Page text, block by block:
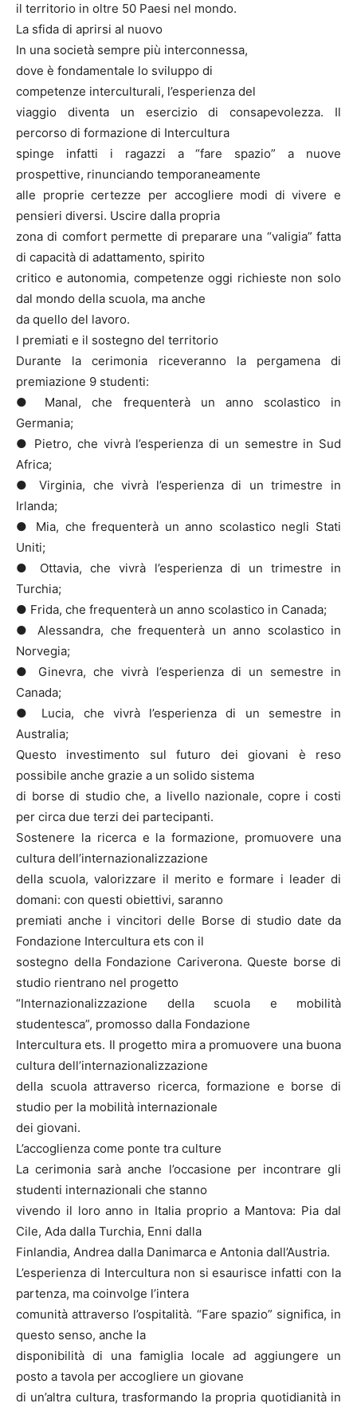
il territorio in oltre 50 Paesi nel mondo.
La sfida di aprirsi al nuovo
In una società sempre più interconnessa,
dove è fondamentale lo sviluppo di
competenze interculturali, l’esperienza del
viaggio diventa un esercizio di consapevolezza. Il
percorso di formazione di Intercultura
spinge infatti i ragazzi a “fare spazio” a nuove
prospettive, rinunciando temporaneamente
alle proprie certezze per accogliere modi di vivere e
pensieri diversi. Uscire dalla propria
zona di comfort permette di preparare una “valigia” fatta
di capacità di adattamento, spirito
critico e autonomia, competenze oggi richieste non solo
dal mondo della scuola, ma anche
da quello del lavoro.
I premiati e il sostegno del territorio
Durante la cerimonia riceveranno la pergamena di
premiazione 9 studenti:
● Manal, che frequenterà un anno scolastico in
Germania;
● Pietro, che vivrà l’esperienza di un semestre in Sud
Africa;
● Virginia, che vivrà l’esperienza di un trimestre in
Irlanda;
● Mia, che frequenterà un anno scolastico negli Stati
Uniti;
● Ottavia, che vivrà l’esperienza di un trimestre in
Turchia;
● Frida, che frequenterà un anno scolastico in Canada;
● Alessandra, che frequenterà un anno scolastico in
Norvegia;
● Ginevra, che vivrà l’esperienza di un semestre in
Canada;
● Lucia, che vivrà l’esperienza di un semestre in
Australia;
Questo investimento sul futuro dei giovani è reso
possibile anche grazie a un solido sistema
di borse di studio che, a livello nazionale, copre i costi
per circa due terzi dei partecipanti.
Sostenere la ricerca e la formazione, promuovere una
cultura dell’internazionalizzazione
della scuola, valorizzare il merito e formare i leader di
domani: con questi obiettivi, saranno
premiati anche i vincitori delle Borse di studio date da
Fondazione Intercultura ets con il
sostegno della Fondazione Cariverona. Queste borse di
studio rientrano nel progetto
“Internazionalizzazione della scuola e mobilità
studentesca”, promosso dalla Fondazione
Intercultura ets. Il progetto mira a promuovere una buona
cultura dell’internazionalizzazione
della scuola attraverso ricerca, formazione e borse di
studio per la mobilità internazionale
dei giovani.
L’accoglienza come ponte tra culture
La cerimonia sarà anche l’occasione per incontrare gli
studenti internazionali che stanno
vivendo il loro anno in Italia proprio a Mantova: Pia dal
Cile, Ada dalla Turchia, Enni dalla
Finlandia, Andrea dalla Danimarca e Antonia dall’Austria.
L’esperienza di Intercultura non si esaurisce infatti con la
partenza, ma coinvolge l’intera
comunità attraverso l’ospitalità. “Fare spazio” significa, in
questo senso, anche la
disponibilità di una famiglia locale ad aggiungere un
posto a tavola per accogliere un giovane
di un’altra cultura, trasformando la propria quotidianità in